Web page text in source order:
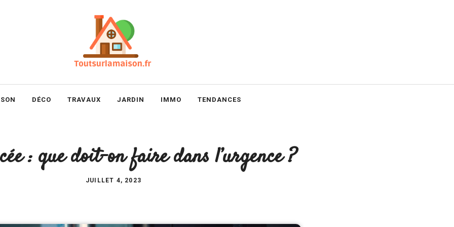
DÉCO TRAVAUX JARDIN IMMO TENDANCES
: que doit-on faire dans l’urgence ?
JUILLET 4, 2023